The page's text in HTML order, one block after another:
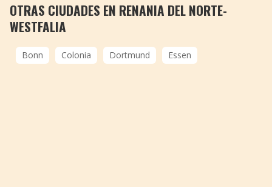
OTRAS CIUDADES EN RENANIA DEL NORTE-
WESTFALIA
Bonn Colonia Dortmund Essen